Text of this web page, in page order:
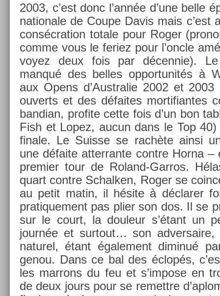
2003, c’est donc l’année d’une belle
nationale de Coupe Davis mais c’est
con­sécra­tion totale pour Roger
comme vous le feriez pour l’oncle
voyez deux fois par décen­nie).
manqué des be­lles op­por­tunités à
aux Opens d’Australie 2002 et
ouverts et des défaites mor­tifian­tes
bandian, pro­fite cette fois d’un bon
Fish et Lopez, aucun dans le Top 40)
fin­ale. Le Suis­se se rachète ainsi
une défaite at­terran­te con­tre Horna
pre­mi­er tour de Roland-Garros.
quart con­tre Schalk­en, Roger se
au petit matin, il hésite à déclar­er
pratique­ment pas plier son dos. Il se
sur le court, la douleur s’étant un
journée et sur­tout… son
naturel, étant égale­ment di­minué
genou. Dans ce bal des éclopés,
les mar­rons du feu et s’im­pose en
de deux jours pour se re­mettre